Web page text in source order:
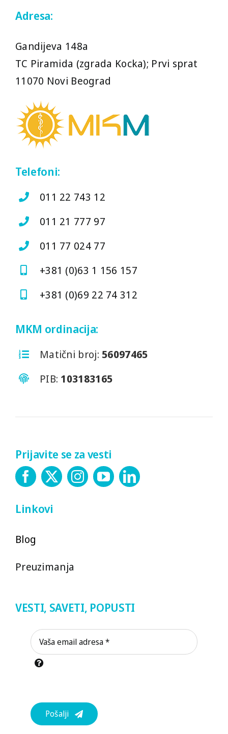
Adresa:
Gandijeva 148a
TC Piramida (zgrada Kocka); Prvi sprat
11070 Novi Beograd
Telefoni:
011 22 743 12
011 21 777 97
011 77 024 77
+381 (0)63 1 156 157
+381 (0)69 22 74 312
MKM ordinacija:
Matični broj: 56097465
PIB: 103183165
Prijavite se za vesti
Linkovi
Blog
Preuzimanja
VESTI, SAVETI, POPUSTI
Pošalji